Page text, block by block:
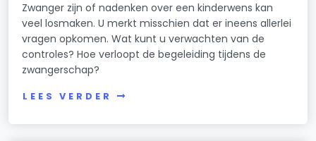
Zwanger zijn of nadenken over een kinderwens kan
veel losmaken. U merkt misschien dat er ineens allerlei
vragen opkomen. Wat kunt u verwachten van de
controles? Hoe verloopt de begeleiding tijdens de
zwangerschap?
LEES VERDER